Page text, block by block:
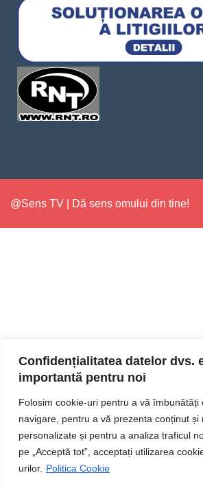
Confidențialitatea datelor dvs.
importantă pentru noi
Folosim cookie-uri pentru a vă îmbunătăți
navigare, pentru a vă prezenta conținut și
personalizate și pentru a analiza traficul
pe „Acceptă tot”, acceptați utilizarea
urilor. Politica Cookie
@Sens TV | Dă sens omului din tine!